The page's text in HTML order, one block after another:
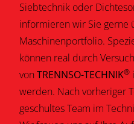
Siebtechnik oder
informieren wir Sie gerne
Maschinenportfolio.
können real durch
vonTRENNSO-TECHNIK®
werden. Nach vorheriger
geschultes Team im